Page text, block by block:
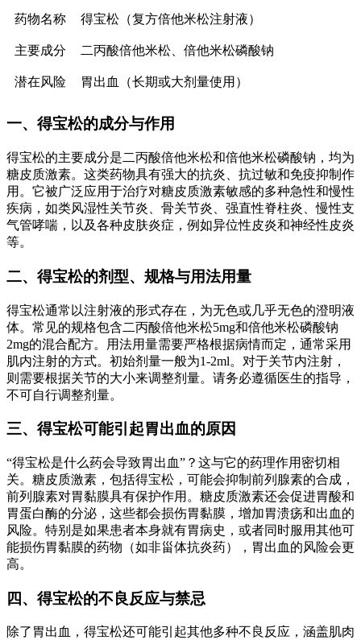
药物名称 得宝松（复方倍他米松注射液）
主要成分 二丙酸倍他米松、倍他米松磷酸钠
潜在风险 胃出血（长期或大剂量使用）
一、得宝松的成分与作用
得宝松的主要成分是二丙酸倍他米松和倍他米松磷酸钠，均为
糖皮质激素。这类药物具有强大的抗炎、抗过敏和免疫抑制作
用。它被广泛应用于治疗对糖皮质激素敏感的多种急性和慢性
疾病，如类风湿性关节炎、骨关节炎、强直性脊柱炎、慢性支
气管哮喘，以及各种皮肤炎症，例如异位性皮炎和神经性皮炎
等。
二、得宝松的剂型、规格与用法用量
得宝松通常以注射液的形式存在，为无色或几乎无色的澄明液
体。常见的规格包含二丙酸倍他米松5mg和倍他米松磷酸钠
2mg的混合配方。用法用量需要严格根据病情而定，通常采用
肌内注射的方式。初始剂量一般为1-2ml。对于关节内注射，
则需要根据关节的大小来调整剂量。请务必遵循医生的指导，
不可自行调整剂量。
三、得宝松可能引起胃出血的原因
“得宝松是什么药会导致胃出血”？这与它的药理作用密切相
关。糖皮质激素，包括得宝松，可能会抑制前列腺素的合成，
前列腺素对胃黏膜具有保护作用。糖皮质激素还会促进胃酸和
胃蛋白酶的分泌，这些都会损伤胃黏膜，增加胃溃疡和出血的
风险。特别是如果患者本身就有胃病史，或者同时服用其他可
能损伤胃黏膜的药物（如非甾体抗炎药），胃出血的风险会更
高。
四、得宝松的不良反应与禁忌
除了胃出血，得宝松还可能引起其他多种不良反应，涵盖肌肉